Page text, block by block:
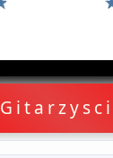
Gitarzysci